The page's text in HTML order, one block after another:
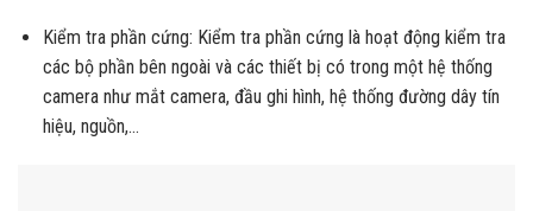
Kiểm tra phần cứng: Kiểm tra phần cứng là hoạt động kiểm tra
các bộ phần bên ngoài và các thiết bị có trong một hệ thống
camera như mắt camera, đầu ghi hình, hệ thống đường dây tín
hiệu, nguồn,…